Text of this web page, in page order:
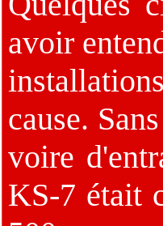
avoir
cause.
voire
KS-7 était